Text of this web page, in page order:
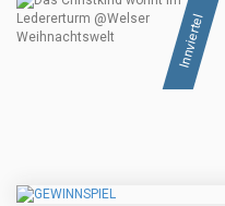
Innviertel